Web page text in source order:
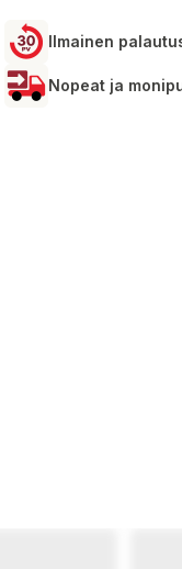
Ilmainen
Nopeat ja